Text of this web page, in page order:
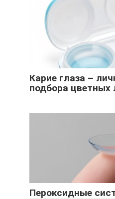
Карие глаза –
подбора цветных
Пероксидные